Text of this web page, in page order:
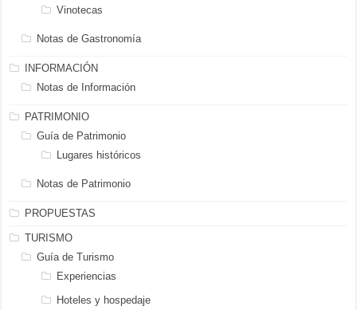
Vinotecas
Notas de Gastronomía
INFORMACIÓN
Notas de Información
PATRIMONIO
Guía de Patrimonio
Lugares históricos
Notas de Patrimonio
PROPUESTAS
TURISMO
Guía de Turismo
Experiencias
Hoteles y hospedaje